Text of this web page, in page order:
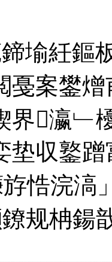
堬紝鏂
戞案鐢
界瀛﹂
垫収鐜
悎浣滈
规柟鍚